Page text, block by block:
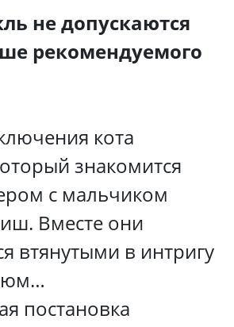
не допускаются
рекомендуемого
кота
знакомится
с мальчиком
Вместе они
втянутыми в интригу
постановка